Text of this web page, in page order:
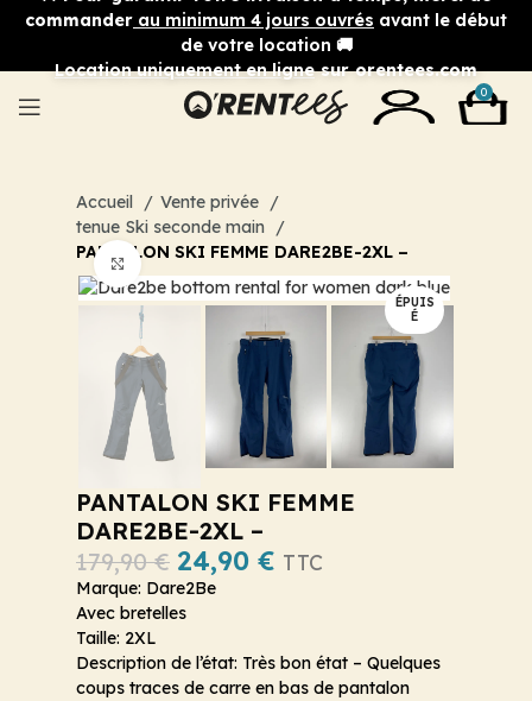
commander au minimum 4 jours ouvrés avant le début
de votre location 🚚
Location uniquement en lignesur orentees.com
0
Accueil
Vente privée
tenue Ski seconde main
PANTALON SKI FEMME DARE2BE-2XL –
ÉPUIS
É
Cliquez pour agrandir
PANTALON SKI FEMME
DARE2BE-2XL –
179,90€ 24,90 € TTC
Marque: Dare2Be
Avec bretelles
Taille: 2XL
Description de l’état: Très bon état – Quelques
coups traces de carre en bas de pantalon